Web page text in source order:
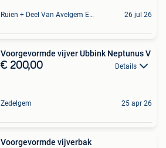
Ruien + Deel Van Avelgem En Waarmaarde 26 jul 26
Voorgevormde vijver Ubbink Neptunus V
€ 200,00 Details
Zedelgem 25 apr 26
Voorgevormde vijverbak